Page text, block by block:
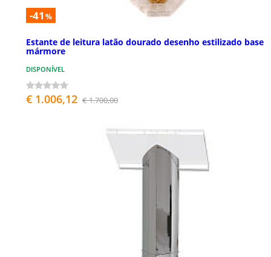
-41 %
Estante de leitura latão dourado desenho estilizado base
mármore
DISPONÍVEL
€ 1.006,12 € 1.700,00